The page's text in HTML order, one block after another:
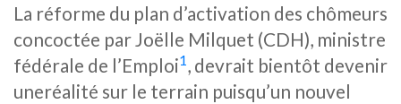
La réforme du plan d’activation des chômeurs
concoctée par Joëlle Milquet (CDH), ministre
fédérale de l’Emploi1 , devrait bientôt devenir
uneréalité sur le terrain puisqu’un nouvel